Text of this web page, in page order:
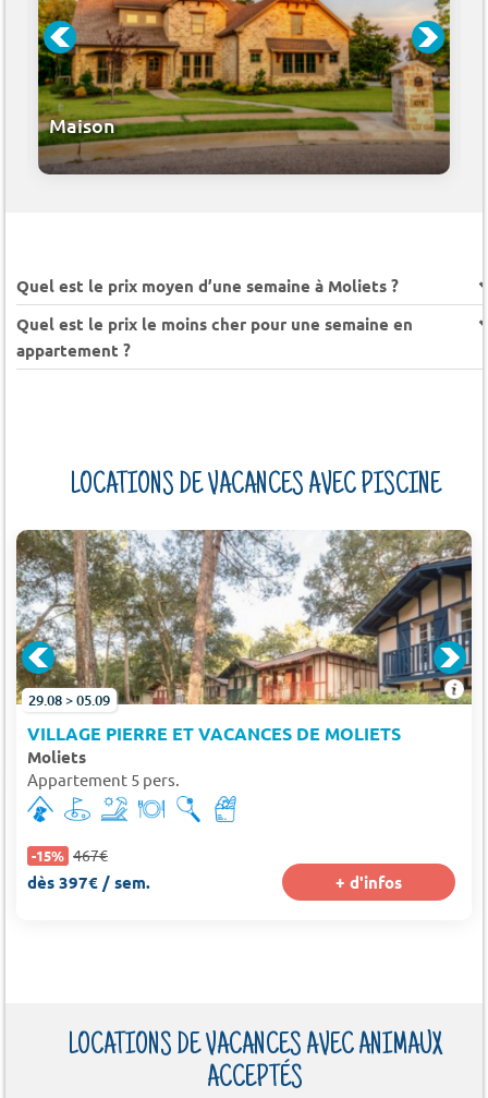
Maison
Quel est le prix moyen d’une semaine à Moliets ?
Quel est le prix le moins cher pour une semaine en
appartement ?
LOCATIONS DE VACANCES AVEC PISCINE
29.08 > 05.09
VILLAGE PIERRE ET VACANCES DE MOLIETS
Moliets
Appartement 5 pers.
-15% 467€
dès 397€ / sem. + d'infos
LOCATIONS DE VACANCES AVEC ANIMAUX
ACCEPTÉS